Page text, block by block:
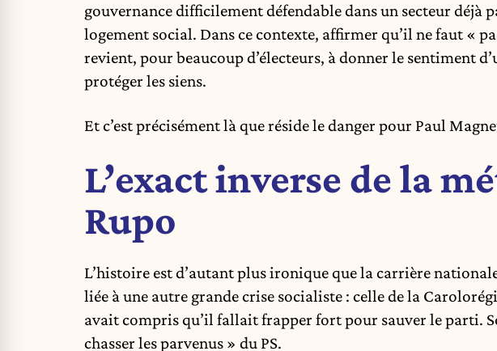
gouvernance difficilement défendable dans un secteur déjà
logement social. Dans ce contexte, affirmer qu’il ne faut «
revient, pour beaucoup d’électeurs, à donner le sentiment
protéger les siens.
Et c’est précisément là que réside le danger pour Paul
L’exact inverse de la
Rupo
L’histoire est d’autant plus ironique que la carrière
liée à une autre grande crise socialiste : celle de la
avait compris qu’il fallait frapper fort pour sauver le parti.
chasser les parvenus » du PS.